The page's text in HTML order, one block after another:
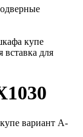
купе
для
вариант A-